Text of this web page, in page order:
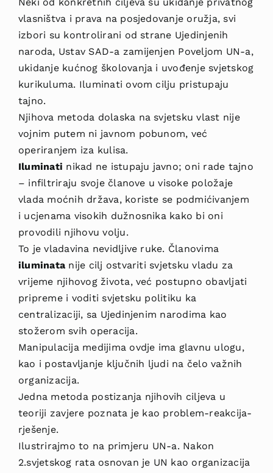
vlasništva i prava na posjedovanje oružja, svi
izbori su kontrolirani od strane Ujedinjenih
naroda, Ustav SAD-a zamijenjen Poveljom UN-a,
ukidanje kućnog školovanja i uvođenje svjetskog
kurikuluma. Iluminati ovom cilju pristupaju
tajno.
Njihova metoda dolaska na svjetsku vlast nije
vojnim putem ni javnom pobunom, već
operiranjem iza kulisa.
Iluminati nikad ne istupaju javno; oni rade tajno
– infiltriraju svoje članove u visoke položaje
vlada moćnih država, koriste se podmićivanjem
i ucjenama visokih dužnosnika kako bi oni
provodili njihovu volju.
To je vladavina nevidljive ruke. Članovima
iluminata nije cilj ostvariti svjetsku vladu za
vrijeme njihovog života, već postupno obavljati
pripreme i voditi svjetsku politiku ka
centralizaciji, sa Ujedinjenim narodima kao
stožerom svih operacija.
Manipulacija medijima ovdje ima glavnu ulogu,
kao i postavljanje ključnih ljudi na čelo važnih
organizacija.
Jedna metoda postizanja njihovih ciljeva u
teoriji zavjere poznata je kao problem-reakcija-
rješenje.
Ilustrirajmo to na primjeru UN-a. Nakon
2.svjetskog rata osnovan je UN kao organizacija